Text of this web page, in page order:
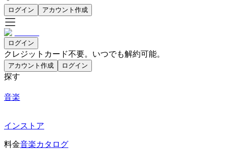
ログイン アカウント作成
ログイン
クレジットカード不要。いつでも解約可能。
アカウント作成 ログイン
探す
音楽
インストア
料金音楽カタログ